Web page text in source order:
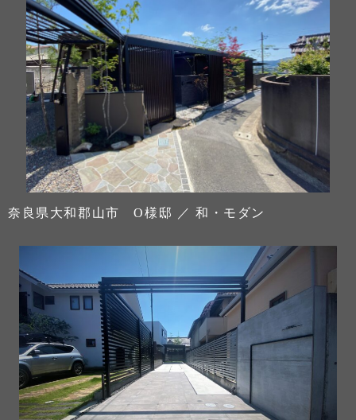
奈良県大和郡山市 O様邸 ／ 和・モダン